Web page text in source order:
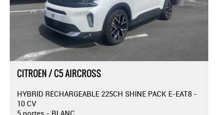
CITROEN / C5 AIRCROSS
HYBRID RECHARGEABLE 225CH SHINE PACK E-EAT8 -
10 CV
5 portes - BLANC